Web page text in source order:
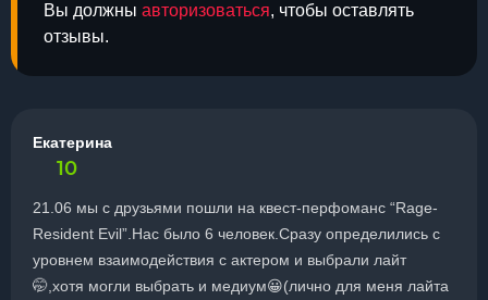
Вы должны авторизоваться, чтобы оставлять
отзывы.
Екатерина
10
21.06 мы с друзьями пошли на квест-перфоманс “Rage-
Resident Evil”.Нас было 6 человек.Сразу определились с
уровнем взаимодействия с актером и выбрали лайт
🤭,хотя могли выбрать и медиум😀(лично для меня лайта